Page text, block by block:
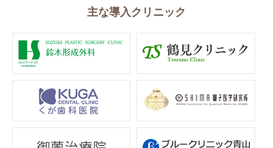
主な導入クリニック